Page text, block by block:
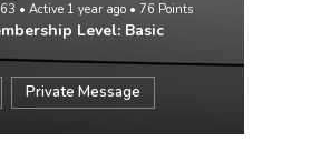
• Active 1 year ago • 76 Points
Level: Basic
Private Message